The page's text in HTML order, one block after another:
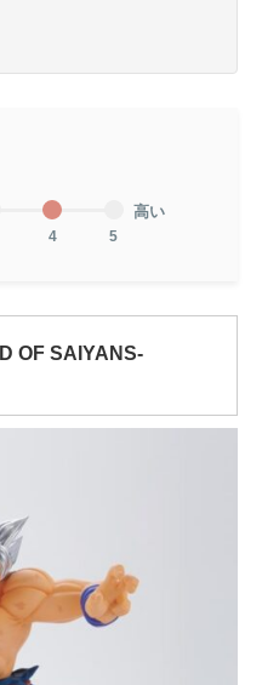
4 5
高い
OF SAIYANS-